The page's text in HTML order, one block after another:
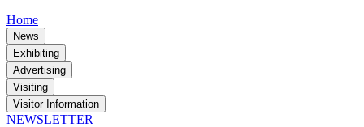
Home
News
Exhibiting
Advertising
Visiting
Visitor Information
NEWSLETTER